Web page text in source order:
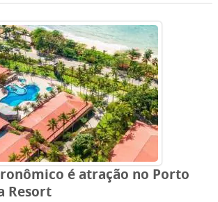
é atração no Porto
Resort